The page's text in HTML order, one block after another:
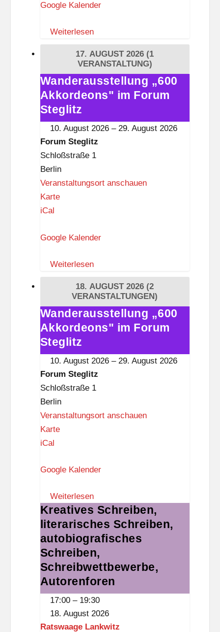
&
e
a
Google Kalender
Weiterlesen
17. AUGUST 2026 (1
VERANSTALTUNG)
Wanderausstellung
„600
Akkordeons"
im
Wanderausstellung „600
Akkordeons" im Forum
Steglitz
10. August 2026 – 29. August 2026
Forum Steglitz
Schloßstraße 1
Berlin
Veranstaltungsort anschauen
KarteF
u
S
t
g
i
t
z
iCal
Google Kalender
Weiterlesen
18. AUGUST 2026 (2
VERANSTALTUNGEN)
Wanderausstellung
„600
Akkordeons"
im
Wanderausstellung „600
Akkordeons" im Forum
Steglitz
10. August 2026 – 29. August 2026
Forum Steglitz
Schloßstraße 1
Berlin
Veranstaltungsort anschauen
KarteF
u
S
t
e
g
l
i
t
z
iCal
Google Kalender
Weiterlesen
Kreatives
Schreiben,
literarisches
Schreiben,
autobiografisches
Schreiben,
Schreibwettbewerbe,
Autorenforen
Kreatives Schreiben,
literarisches Schreiben,
autobiografisches
Schreiben,
Schreibwettbewerbe,
Autorenforen
17:00 – 19:30
18. August 2026
Ratswaage Lankwitz